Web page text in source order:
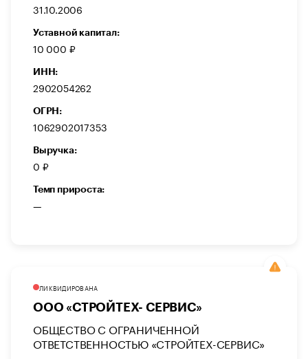
31.10.2006
Уставной капитал:
10 000 ₽
ИНН:
2902054262
ОГРН:
1062902017353
Выручка:
0 ₽
Темп прироста:
—
ЛИКВИДИРОВАНА
ООО «СТРОЙТЕХ- СЕРВИС»
ОБЩЕСТВО С ОГРАНИЧЕННОЙ
ОТВЕТСТВЕННОСТЬЮ «СТРОЙТЕХ-СЕРВИС»